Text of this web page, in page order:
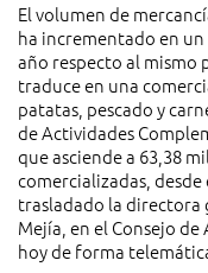
El volumen de
ha incrementado en
año respecto al mismo
traduce en una
patatas, pescado y
de Actividades
que asciende a 63,38
comercializadas,
trasladado la directora
Mejía, en el Consejo
hoy de forma